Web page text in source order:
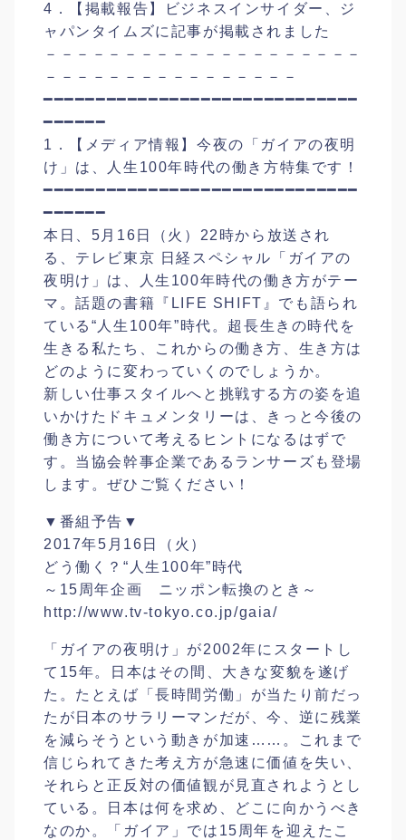
4．【掲載報告】ビジネスインサイダー、ジ
ャパンタイムズに記事が掲載されました
－－－－－－－－－－－－－－－－－－－－
－－－－－－－－－－－－－－－－
━━━━━━━━━━━━━━━━━━━━━━━━━━━━━━
━━━━━━
1．【メディア情報】今夜の「ガイアの夜明
け」は、人生100年時代の働き方特集です！
━━━━━━━━━━━━━━━━━━━━━━━━━━━━━━
━━━━━━
本日、5月16日（火）22時から放送され
る、テレビ東京 日経スペシャル「ガイアの
夜明け」は、人生100年時代の働き方がテー
マ。話題の書籍『LIFE SHIFT』でも語られ
ている“人生100年”時代。超長生きの時代を
生きる私たち、これからの働き方、生き方は
どのように変わっていくのでしょうか。
新しい仕事スタイルへと挑戦する方の姿を追
いかけたドキュメンタリーは、きっと今後の
働き方について考えるヒントになるはずで
す。当協会幹事企業であるランサーズも登場
します。ぜひご覧ください！
▼番組予告▼
2017年5月16日（火）
どう働く？“人生100年”時代
～15周年企画 ニッポン転換のとき～
http://www.tv-tokyo.co.jp/gaia/
「ガイアの夜明け」が2002年にスタートし
て15年。日本はその間、大きな変貌を遂げ
た。たとえば「長時間労働」が当たり前だっ
たが日本のサラリーマンだが、今、逆に残業
を減らそうという動きが加速……。これまで
信じられてきた考え方が急速に価値を失い、
それらと正反対の価値観が見直されようとし
ている。日本は何を求め、どこに向かうべき
なのか。「ガイア」では15周年を迎えたこ